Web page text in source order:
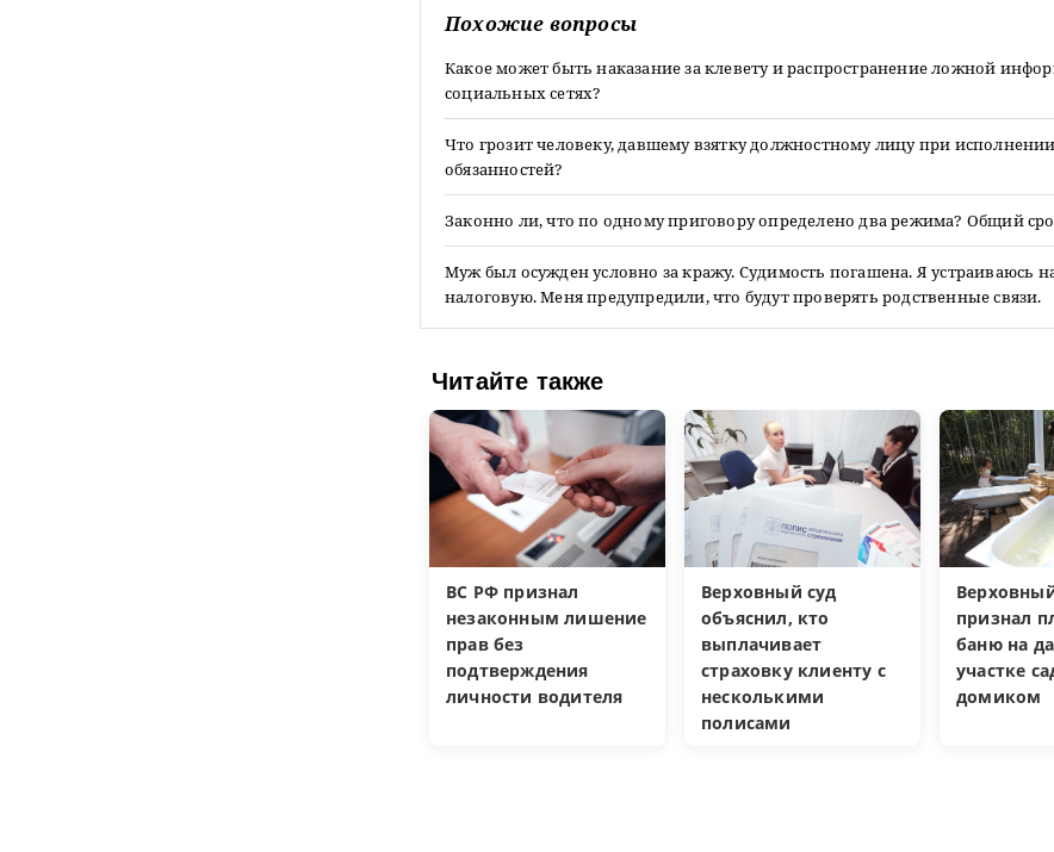
Похожие вопросы
Какое может быть наказание за клевету и распространение ложной
социальных сетях?
Что грозит человеку, давшему взятку должностному лицу при
обязанностей?
Законно ли, что по одному приговору определено два режима? Общий
Муж был осужден условно за кражу. Судимость погашена. Я устраиваюсь
налоговую. Меня предупредили, что будут проверять родственные связи.
Читайте также
ВС РФ признал
незаконным лишение
прав без
подтверждения
личности водителя
Верховный суд
объяснил, кто
выплачивает
страховку клиенту с
несколькими
полисами
признал
баню на
участке
домиком